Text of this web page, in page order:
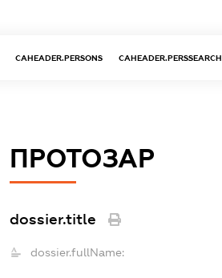
CAHEADER.PERSONS CAHEADER.PERSSEARCH
ПРОТОЗАР
dossier.title
dossier.fullName: